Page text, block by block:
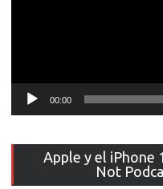
00:00
Apple y el iPhone
Not